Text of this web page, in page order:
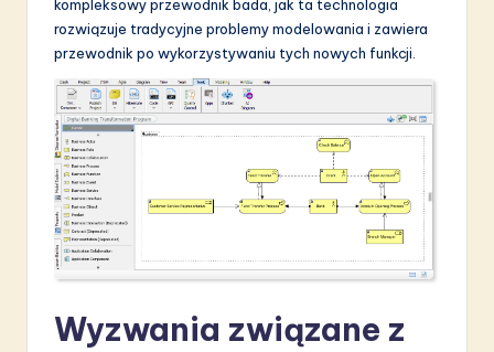
w
kompleksowy przewodnik bada, jak ta technologia
rozwiązuje tradycyjne problemy modelowania i zawiera
przewodnik po wykorzystywaniu tych nowych funkcji.
Wyzwania związane z